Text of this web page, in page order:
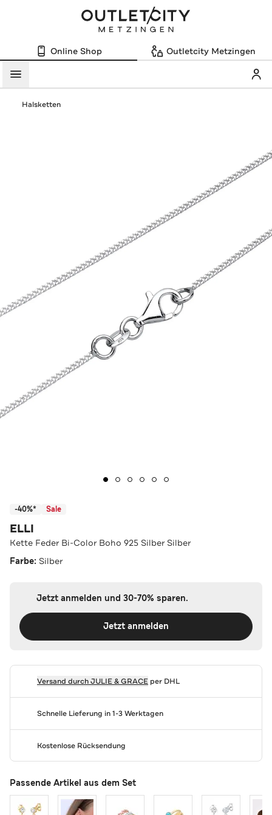
Online Shop Outletcity Metzingen
Menü
Halsketten
-40%* Sale
ELLI
Kette Feder Bi-Color Boho 925 Silber Silber
Farbe: Silber
Jetzt anmelden und 30-70% sparen.
Jetzt anmelden
Versand durchJULIE & GRACEper DHL
Schnelle Lieferung in 1-3 Werktagen
Kostenlose Rücksendung
Passende Artikel aus dem Set